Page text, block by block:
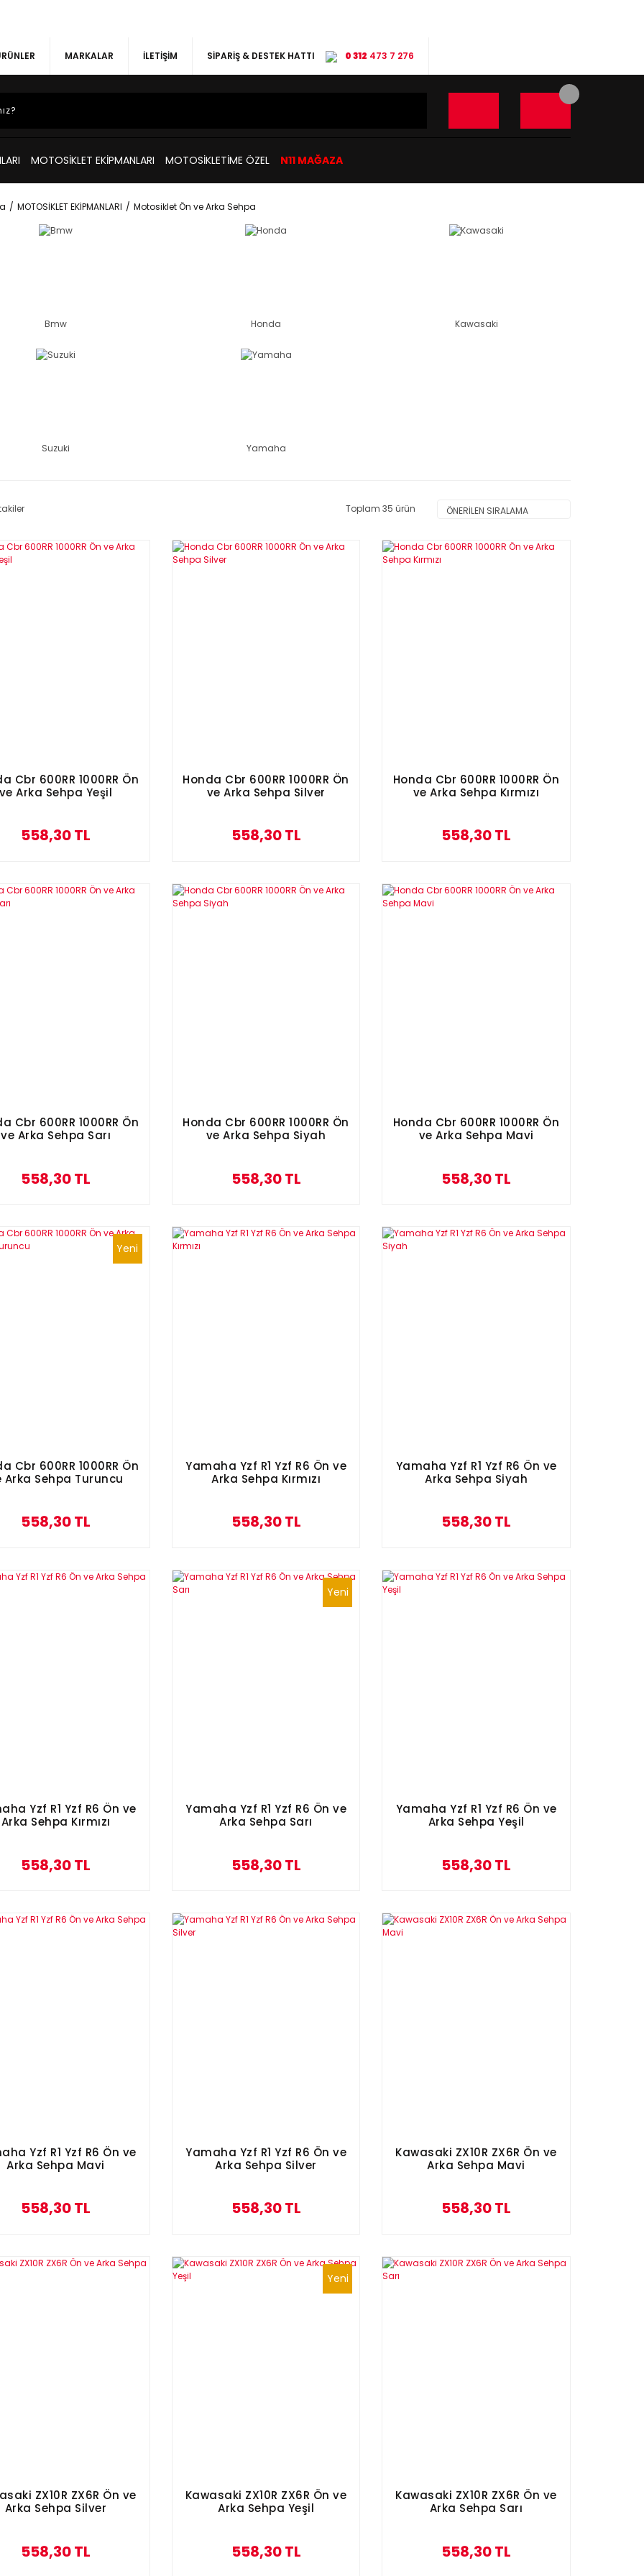
MARKALAR İLETİŞİM SİPARİŞ & DESTEK HATTI 0 312 473 7 276
MOTOSİKLET EKİPMANLARI MOTOSİKLETİME ÖZEL N11 MAĞAZA
MOTOSİKLET EKİPMANLARI Motosiklet Ön ve Arka Sehpa
Bmw Honda Kawasaki
Suzuki Yamaha
Toplam 35 ürün
Cbr 600RR 1000RR Ön
Arka Sehpa Yeşil
558,30 TL
Honda Cbr 600RR 1000RR Ön
ve Arka Sehpa Silver
558,30 TL
Honda Cbr 600RR 1000RR Ön
ve Arka Sehpa Kırmızı
558,30 TL
Cbr 600RR 1000RR Ön
ve Arka Sehpa Sarı
558,30 TL
Honda Cbr 600RR 1000RR Ön
ve Arka Sehpa Siyah
558,30 TL
Honda Cbr 600RR 1000RR Ön
ve Arka Sehpa Mavi
558,30 TL
Yeni
Cbr 600RR 1000RR Ön
Arka Sehpa Turuncu
558,30 TL
Yamaha Yzf R1 Yzf R6 Ön ve
Arka Sehpa Kırmızı
558,30 TL
Yamaha Yzf R1 Yzf R6 Ön ve
Arka Sehpa Siyah
558,30 TL
Yzf R1 Yzf R6 Ön ve
Arka Sehpa Kırmızı
558,30 TL
Yeni
Yamaha Yzf R1 Yzf R6 Ön ve
Arka Sehpa Sarı
558,30 TL
Yamaha Yzf R1 Yzf R6 Ön ve
Arka Sehpa Yeşil
558,30 TL
Yzf R1 Yzf R6 Ön ve
Arka Sehpa Mavi
558,30 TL
Yamaha Yzf R1 Yzf R6 Ön ve
Arka Sehpa Silver
558,30 TL
Kawasaki ZX10R ZX6R Ön ve
Arka Sehpa Mavi
558,30 TL
ZX10R ZX6R Ön ve
Arka Sehpa Silver
558,30 TL
Yeni
Kawasaki ZX10R ZX6R Ön ve
Arka Sehpa Yeşil
558,30 TL
Kawasaki ZX10R ZX6R Ön ve
Arka Sehpa Sarı
558,30 TL